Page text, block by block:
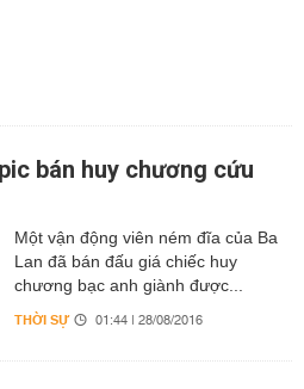
bán huy chương cứu
Một vận động viên ném đĩa của Ba
Lan đã bán đấu giá chiếc huy
chương bạc anh giành được...
THỜI SỰ 01:44 | 28/08/2016